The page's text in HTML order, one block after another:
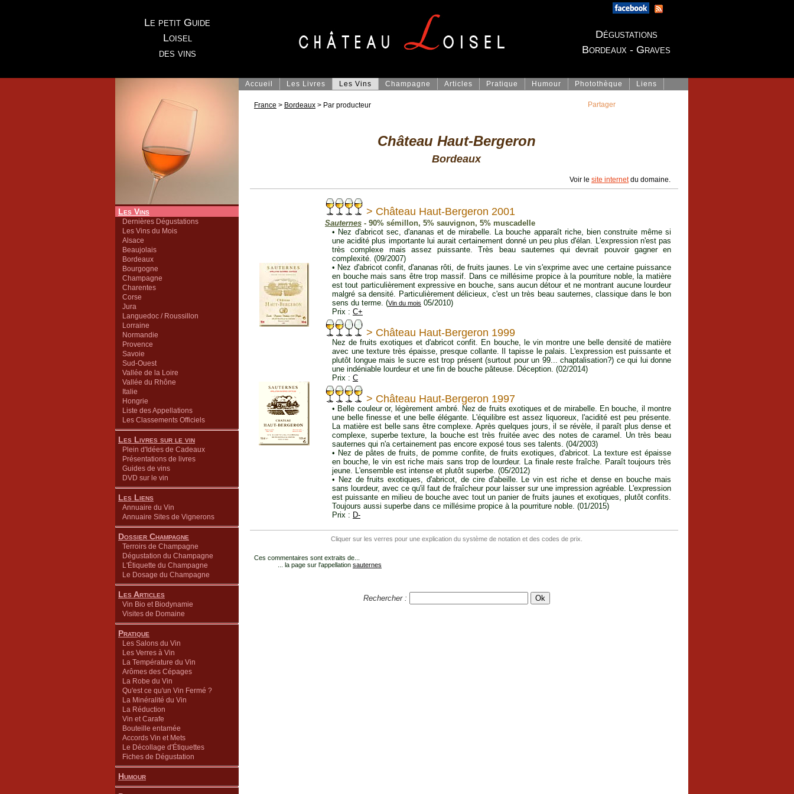
Le petit Guide
Loisel
des vins
Dégustations
Bordeaux - Graves
Les Vins
Dernières Dégustations
Les Vins du Mois
Alsace
Beaujolais
Bordeaux
Bourgogne
Champagne
Charentes
Corse
Jura
Languedoc / Roussillon
Lorraine
Normandie
Provence
Savoie
Sud-Ouest
Vallée de la Loire
Vallée du Rhône
Italie
Hongrie
Liste des Appellations
Les Classements Officiels
Les Livres sur le vin
Plein d'Idées de Cadeaux
Présentations de livres
Guides de vins
DVD sur le vin
Les Liens
Annuaire du Vin
Annuaire Sites de Vignerons
Dossier Champagne
Terroirs de Champagne
Dégustation du Champagne
L'Étiquette du Champagne
Le Dosage du Champagne
Les Articles
Vin Bio et Biodynamie
Visites de Domaine
Pratique
Les Salons du Vin
Les Verres à Vin
La Température du Vin
Arômes des Cépages
La Robe du Vin
Qu'est ce qu'un Vin Fermé ?
La Minéralité du Vin
La Réduction
Vin et Carafe
Bouteille entamée
Accords Vin et Mets
Le Décollage d'Étiquettes
Fiches de Dégustation
Humour
Accueil Les Livres Les Vins Champagne Articles Pratique Humour Photothèque Liens
France > Bordeaux > Par producteur
Château Haut-Bergeron
Bordeaux
Voir le site internetdu domaine.
> Château Haut-Bergeron 2001
Sauternes - 90% sémillon, 5% sauvignon, 5% muscadelle
• Nez d'abricot sec, d'ananas et de mirabelle. La bouche apparaît riche, bien construite même si
une acidité plus importante lui aurait certainement donné un peu plus d'élan. L'expression n'est pas
très complexe mais assez puissante. Très beau sauternes qui devrait pouvoir gagner en
complexité. (09/2007)
• Nez d'abricot confit, d'ananas rôti, de fruits jaunes. Le vin s'exprime avec une certaine puissance
en bouche mais sans être trop massif. Dans ce millésime propice à la pourriture noble, la matière
est tout particulièrement expressive en bouche, sans aucun détour et ne montrant aucune lourdeur
malgré sa densité. Particulièrement délicieux, c'est un très beau sauternes, classique dans le bon
sens du terme. (Vin du mois 05/2010)
Prix : C+
> Château Haut-Bergeron 1999
Nez de fruits exotiques et d'abricot confit. En bouche, le vin montre une belle densité de matière
avec une texture très épaisse, presque collante. Il tapisse le palais. L'expression est puissante et
plutôt longue mais le sucre est trop présent (surtout pour un 99... chaptalisation?) ce qui lui donne
une indéniable lourdeur et une fin de bouche pâteuse. Déception. (02/2014)
Prix : C
> Château Haut-Bergeron 1997
• Belle couleur or, légèrement ambré. Nez de fruits exotiques et de mirabelle. En bouche, il montre
une belle finesse et une belle élégante. L'équilibre est assez liquoreux, l'acidité est peu présente.
La matière est belle sans être complexe. Après quelques jours, il se révèle, il paraît plus dense et
complexe, superbe texture, la bouche est très fruitée avec des notes de caramel. Un très beau
sauternes qui n'a certainement pas encore exposé tous ses talents. (04/2003)
• Nez de pâtes de fruits, de pomme confite, de fruits exotiques, d'abricot. La texture est épaisse
en bouche, le vin est riche mais sans trop de lourdeur. La finale reste fraîche. Paraît toujours très
jeune. L'ensemble est intense et plutôt superbe. (05/2012)
• Nez de fruits exotiques, d'abricot, de cire d'abeille. Le vin est riche et dense en bouche mais
sans lourdeur, avec ce qu'il faut de fraîcheur pour laisser sur une impression agréable. L'expression
est puissante en milieu de bouche avec tout un panier de fruits jaunes et exotiques, plutôt confits.
Toujours aussi superbe dans ce millésime propice à la pourriture noble. (01/2015)
Prix : D-
Cliquer sur les verres pour une explication du système de notation et des codes de prix.
Ces commentaires sont extraits de...
... la page sur l'appellation sauternes
Rechercher :
Partager